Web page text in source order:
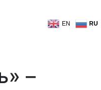
EN RU
–